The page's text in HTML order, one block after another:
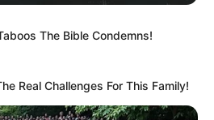
κώνου.
αρμονία με τη γεωλογική
με ηφαιστειακά
εδάφη, που
καλλιέργειες.
The Bible Condemns!
Real Challenges For This Family!